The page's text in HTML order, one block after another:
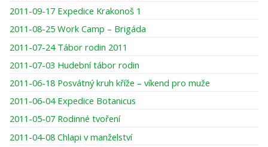
2011-09-17 Expedice Krakonoš 1
2011-08-25 Work Camp – Brigáda
2011-07-24 Tábor rodin 2011
2011-07-03 Hudební tábor rodin
2011-06-18 Posvátný kruh kříže – víkend pro muže
2011-06-04 Expedice Botanicus
2011-05-07 Rodinné tvoření
2011-04-08 Chlapi v manželství